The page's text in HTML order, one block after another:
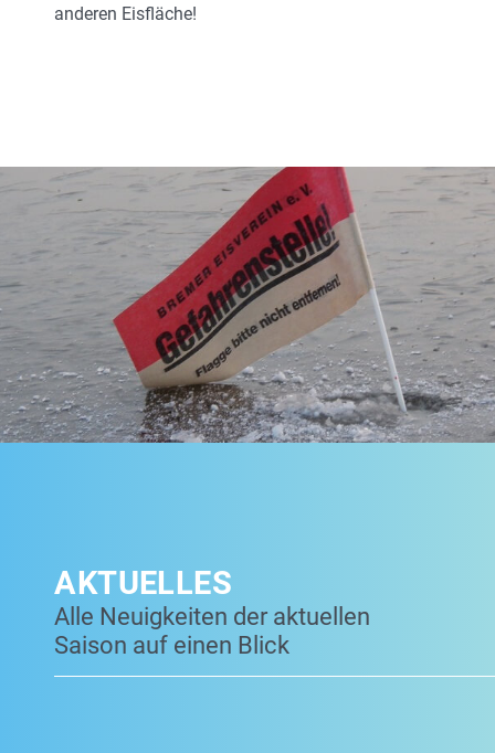
anderen Eisfläche!
AKTUELLES
Alle Neuigkeiten der aktuellen
Saison auf einen Blick